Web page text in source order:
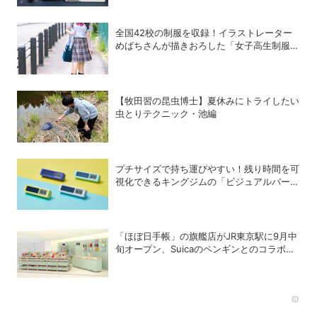
全国42校の制服を収録！イラストレーター
めばちさんが描きおろした「女子高生制服
【牧田習の昆虫博士】夏休みにトライしたい
虫とりテクニック・池編
プチサイズで持ち運びやすい！残り時間を可
視化できるキングジムの「ビジュアルバータ
「ほぼ日手帳」の旗艦店がJR東京駅に9月中
旬オープン、Suicaのペンギンとのコラボ商